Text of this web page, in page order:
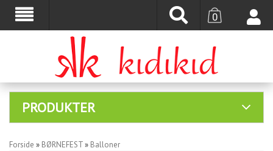
0
PRODUKTER
Forside » BØRNEFEST» Balloner